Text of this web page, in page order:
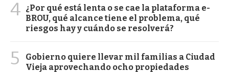
4 ¿Por qué está lenta o se cae la plataforma e-
BROU, qué alcance tiene el problema, qué
riesgos hay y cuándo se resolverá?
5
Gobierno quiere llevar mil familias a Ciudad
Vieja aprovechando ocho propiedades